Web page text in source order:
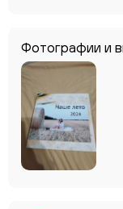
Фотографии и